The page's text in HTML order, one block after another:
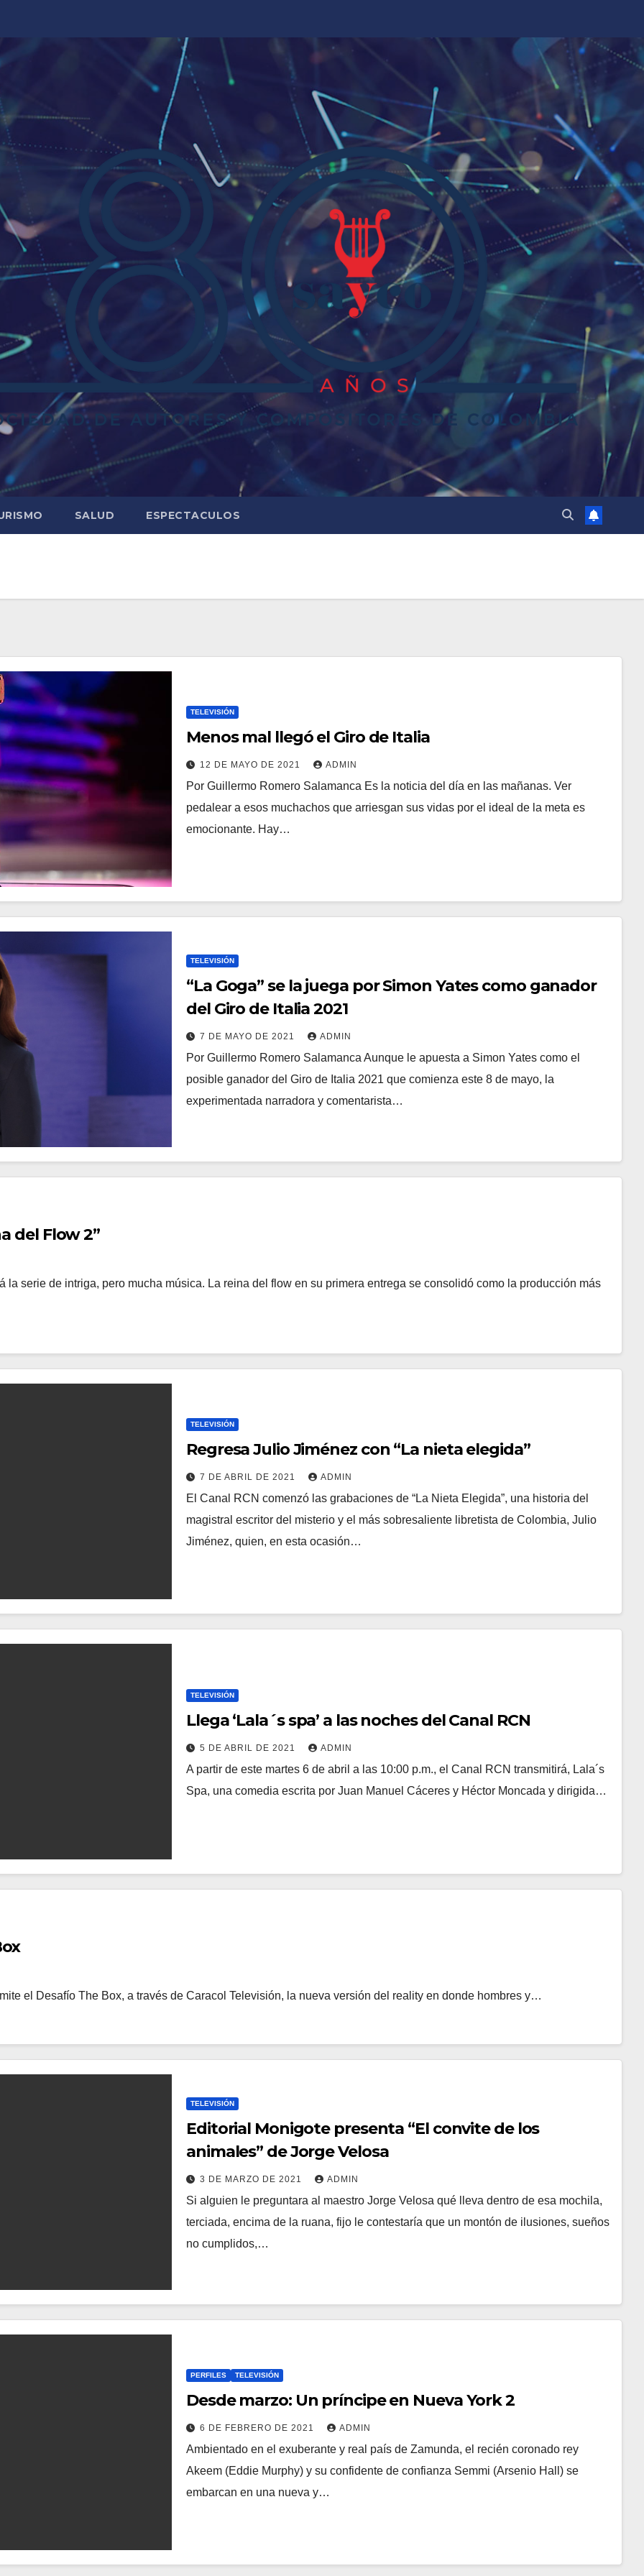
SALUD ESPECTACULOS
TELEVISIÓN
Menos mal llegó el Giro de Italia
12 DE MAYO DE 2021 ADMIN
Por Guillermo Romero Salamanca Es la noticia del día en las mañanas. Ver
pedalear a esos muchachos que arriesgan sus vidas por el ideal de la meta es
emocionante. Hay…
TELEVISIÓN
“La Goga” se la juega por Simon Yates como ganador
del Giro de Italia 2021
7 DE MAYO DE 2021 ADMIN
Por Guillermo Romero Salamanca Aunque le apuesta a Simon Yates como el
posible ganador del Giro de Italia 2021 que comienza este 8 de mayo, la
experimentada narradora y comentarista…
del Flow 2”
la serie de intriga, pero mucha música. La reina del flow en su primera entrega se consolidó como la producción más
TELEVISIÓN
Regresa Julio Jiménez con “La nieta elegida”
7 DE ABRIL DE 2021 ADMIN
El Canal RCN comenzó las grabaciones de “La Nieta Elegida”, una historia del
magistral escritor del misterio y el más sobresaliente libretista de Colombia, Julio
Jiménez, quien, en esta ocasión…
TELEVISIÓN
Llega ‘Lala´s spa’ a las noches del Canal RCN
5 DE ABRIL DE 2021 ADMIN
A partir de este martes 6 de abril a las 10:00 p.m., el Canal RCN transmitirá, Lala´s
Spa, una comedia escrita por Juan Manuel Cáceres y Héctor Moncada y dirigida…
el Desafío The Box, a través de Caracol Televisión, la nueva versión del reality en donde hombres y…
TELEVISIÓN
Editorial Monigote presenta “El convite de los
animales” de Jorge Velosa
3 DE MARZO DE 2021 ADMIN
Si alguien le preguntara al maestro Jorge Velosa qué lleva dentro de esa mochila,
terciada, encima de la ruana, fijo le contestaría que un montón de ilusiones, sueños
no cumplidos,…
PERFILES TELEVISIÓN
Desde marzo: Un príncipe en Nueva York 2
6 DE FEBRERO DE 2021 ADMIN
Ambientado en el exuberante y real país de Zamunda, el recién coronado rey
Akeem (Eddie Murphy) y su confidente de confianza Semmi (Arsenio Hall) se
embarcan en una nueva y…